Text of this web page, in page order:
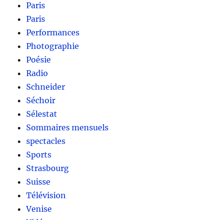
Paris
Paris
Performances
Photographie
Poésie
Radio
Schneider
Séchoir
Sélestat
Sommaires mensuels
spectacles
Sports
Strasbourg
Suisse
Télévision
Venise